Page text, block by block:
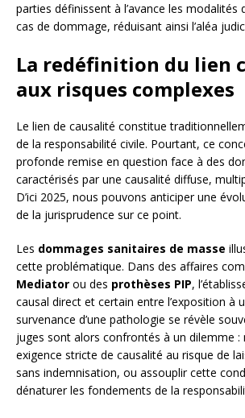
parties définissent à l’avance les modalités
cas de dommage, réduisant ainsi l’aléa
La redéfinition du lien
aux risques complexes
Le lien de causalité constitue
de la responsabilité civile. Pourtant, ce
profonde remise en question face à des
caractérisés par une causalité diffuse,
D’ici 2025, nous pouvons anticiper une
de la jurisprudence sur ce point.
Les dommages sanitaires de masse
cette problématique. Dans des affaires
Mediator ou des prothèses PIP,
causal direct et certain entre l’exposition à
survenance d’une pathologie se révèle
juges sont alors confrontés à un dilemme :
exigence stricte de causalité au risque de
sans indemnisation, ou assouplir cette
dénaturer les fondements de la